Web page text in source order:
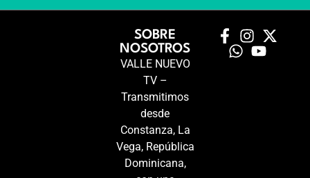
SOBRE
NOSOTROS
VALLE NUEVO
TV –
Transmitimos
desde
Constanza, La
Vega, República
Dominicana,